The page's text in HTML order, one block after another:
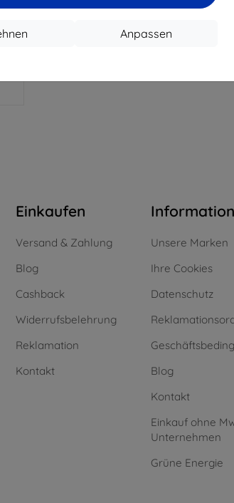
Anpassen
Einkaufen
Versand & Zahlung
Blog
Cashback
Widerrufsbelehrung
Reklamation
Kontakt
Information
Unsere Marken
Ihre Cookies
Datenschutz
Blog
Kontakt
Einkauf ohne
Unternehmen
Grüne Energie